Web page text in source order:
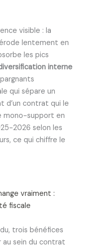
visible : la
lentement en
les pics
interne
qui sépare un
d’un contrat qui le
mono-support en
2026 selon les
ce qui chiffre le
vraiment :
fiscale
trois bénéfices
sein du contrat